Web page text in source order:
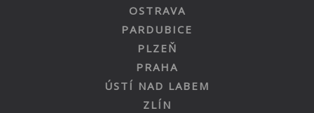
OSTRAVA
PARDUBICE
PLZEŇ
PRAHA
ÚSTÍ NAD LABEM
ZLÍN